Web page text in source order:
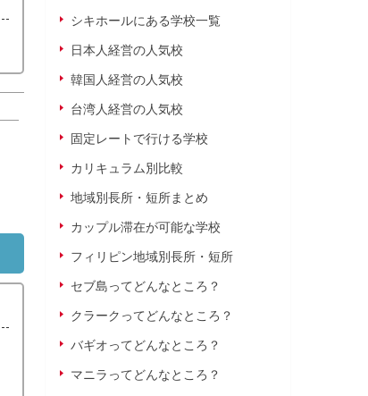
シキホールにある学校一覧
日本人経営の人気校
韓国人経営の人気校
台湾人経営の人気校
固定レートで行ける学校
カリキュラム別比較
地域別長所・短所まとめ
カップル滞在が可能な学校
フィリピン地域別長所・短所
セブ島ってどんなところ？
クラークってどんなところ？
バギオってどんなところ？
マニラってどんなところ？